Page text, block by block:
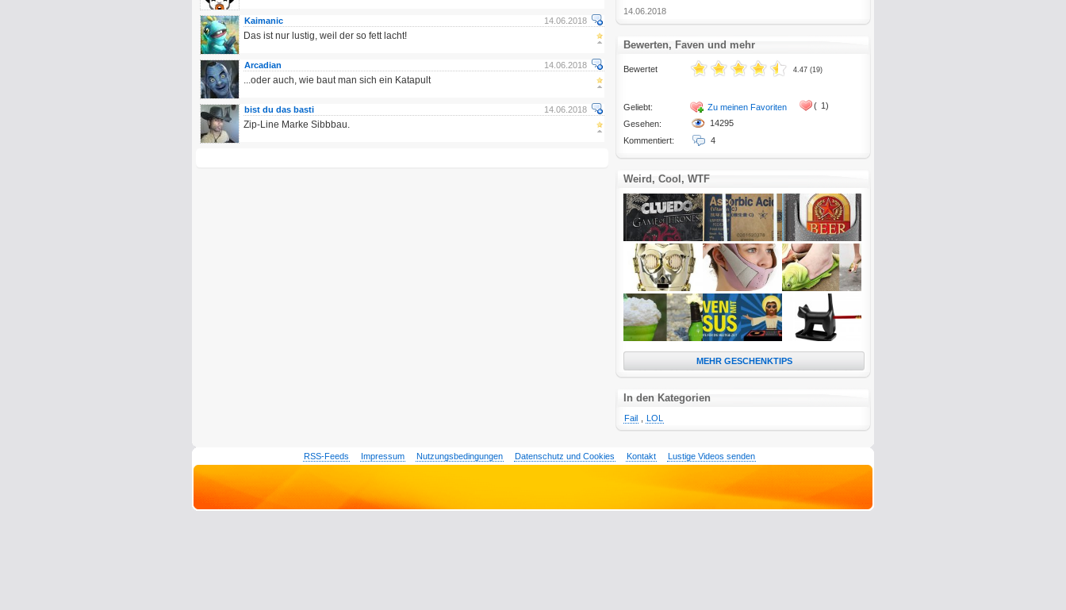
14.06.2018
Kaimanic
Das ist nur lustig, weil der so fett lacht!
14.06.2018
Arcadian
...oder auch, wie baut man sich ein Katapult
14.06.2018
bist du das basti
Zip-Line Marke Sibbbau.
14.06.2018
Bewerten, Faven und mehr
Bewertet
Geliebt:
Gesehen:
Kommentiert:
4.47 (19)
Zu meinen Favoriten
14295
4
( 1)
Weird, Cool, WTF
MEHR GESCHENKTIPS
In den Kategorien
Fail LOL
RSS-Feeds Impressum Nutzungsbedingungen Datenschutz und Cookies Kontakt Lustige Videos senden